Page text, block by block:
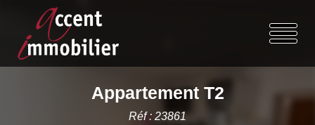
Appartement T2
Réf : 23861